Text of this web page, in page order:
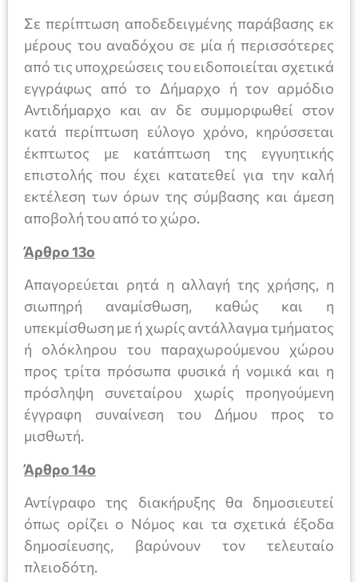
Σε περίπτωση αποδεδειγμένης παράβασης εκ
μέρους του αναδόχου σε μία ή περισσότερες
από τις υποχρεώσεις του ειδοποιείται σχετικά
εγγράφως από το Δήμαρχο ή τον αρμόδιο
Αντιδήμαρχο και αν δε συμμορφωθεί στον
κατά περίπτωση εύλογο χρόνο, κηρύσσεται
έκπτωτος με κατάπτωση της εγγυητικής
επιστολής που έχει κατατεθεί για την καλή
εκτέλεση των όρων της σύμβασης και άμεση
αποβολή του από το χώρο.
Άρθρο 13ο
Απαγορεύεται ρητά η αλλαγή της χρήσης, η
σιωπηρή αναμίσθωση, καθώς και η
υπεκμίσθωση με ή χωρίς αντάλλαγμα τμήματος
ή ολόκληρου του παραχωρούμενου χώρου
προς τρίτα πρόσωπα φυσικά ή νομικά και η
πρόσληψη συνεταίρου χωρίς προηγούμενη
έγγραφη συναίνεση του Δήμου προς το
μισθωτή.
Άρθρο 14ο
Αντίγραφο της διακήρυξης θα δημοσιευτεί
όπως ορίζει ο Νόμος και τα σχετικά έξοδα
δημοσίευσης, βαρύνουν τον τελευταίο
πλειοδότη.